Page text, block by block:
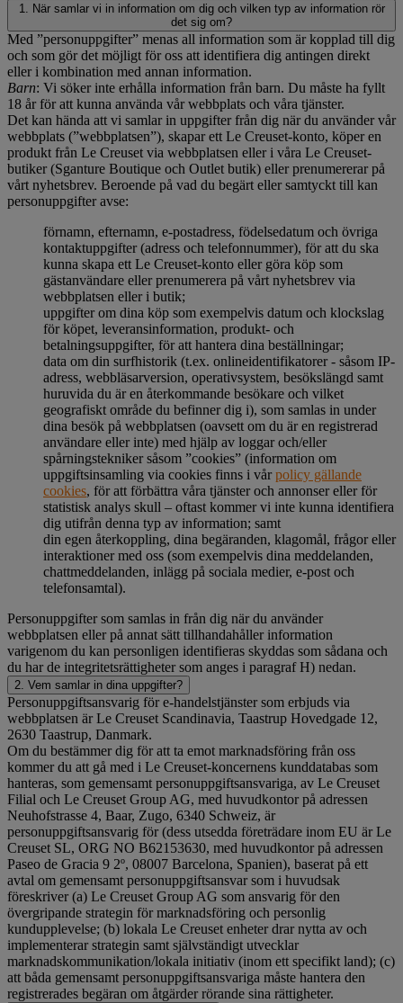
1. När samlar vi in information om dig och vilken typ av information rör
det sig om?
Med ”personuppgifter” menas all information som är kopplad till dig
och som gör det möjligt för oss att identifiera dig antingen direkt
eller i kombination med annan information.
Barn: Vi söker inte erhålla information från barn. Du måste ha fyllt
18 år för att kunna använda vår webbplats och våra tjänster.
Det kan hända att vi samlar in uppgifter från dig när du använder vår
webbplats (”webbplatsen”), skapar ett Le Creuset-konto, köper en
produkt från Le Creuset via webbplatsen eller i våra Le Creuset-
butiker (Sganture Boutique och Outlet butik) eller prenumererar på
vårt nyhetsbrev. Beroende på vad du begärt eller samtyckt till kan
personuppgifter avse:
förnamn, efternamn, e-postadress, födelsedatum och övriga
kontaktuppgifter (adress och telefonnummer), för att du ska
kunna skapa ett Le Creuset-konto eller göra köp som
gästanvändare eller prenumerera på vårt nyhetsbrev via
webbplatsen eller i butik;
uppgifter om dina köp som exempelvis datum och klockslag
för köpet, leveransinformation, produkt- och
betalningsuppgifter, för att hantera dina beställningar;
data om din surfhistorik (t.ex. onlineidentifikatorer - såsom IP-
adress, webbläsarversion, operativsystem, besökslängd samt
huruvida du är en återkommande besökare och vilket
geografiskt område du befinner dig i), som samlas in under
dina besök på webbplatsen (oavsett om du är en registrerad
användare eller inte) med hjälp av loggar och/eller
spårningstekniker såsom ”cookies” (information om
uppgiftsinsamling via cookies finns i vårpolicy gällande
cookies, för att förbättra våra tjänster och annonser eller för
statistisk analys skull – oftast kommer vi inte kunna identifiera
dig utifrån denna typ av information; samt
din egen återkoppling, dina begäranden, klagomål, frågor eller
interaktioner med oss (som exempelvis dina meddelanden,
chattmeddelanden, inlägg på sociala medier, e-post och
telefonsamtal).
Personuppgifter som samlas in från dig när du använder
webbplatsen eller på annat sätt tillhandahåller information
varigenom du kan personligen identifieras skyddas som sådana och
du har de integritetsrättigheter som anges i paragraf H) nedan.
2. Vem samlar in dina uppgifter?
Personuppgiftsansvarig för e-handelstjänster som erbjuds via
webbplatsen är Le Creuset Scandinavia, Taastrup Hovedgade 12,
2630 Taastrup, Danmark.
Om du bestämmer dig för att ta emot marknadsföring från oss
kommer du att gå med i Le Creuset-koncernens kunddatabas som
hanteras, som gemensamt personuppgiftsansvariga, av Le Creuset
Filial och Le Creuset Group AG, med huvudkontor på adressen
Neuhofstrasse 4, Baar, Zugo, 6340 Schweiz, är
personuppgiftsansvarig för (dess utsedda företrädare inom EU är Le
Creuset SL, ORG NO B62153630, med huvudkontor på adressen
Paseo de Gracia 9 2º, 08007 Barcelona, Spanien), baserat på ett
avtal om gemensamt personuppgiftsansvar som i huvudsak
föreskriver (a) Le Creuset Group AG som ansvarig för den
övergripande strategin för marknadsföring och personlig
kundupplevelse; (b) lokala Le Creuset enheter drar nytta av och
implementerar strategin samt självständigt utvecklar
marknadskommunikation/lokala initiativ (inom ett specifikt land); (c)
att båda gemensamt personuppgiftsansvariga måste hantera den
registrerades begäran om åtgärder rörande sina rättigheter.